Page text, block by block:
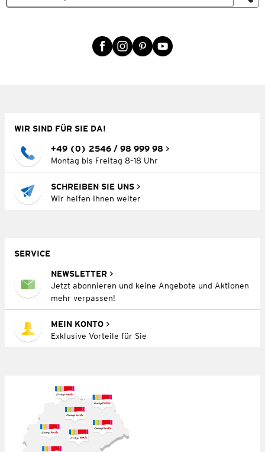
WIR SIND FÜR SIE DA!
+49 (0) 2546 / 98 999 98
Montag bis Freitag 8–18 Uhr
SCHREIBEN SIE UNS
Wir helfen Ihnen weiter
SERVICE
NEWSLETTER
Jetzt abonnieren und keine Angebote und Aktionen
mehr verpassen!
MEIN KONTO
Exklusive Vorteile für Sie